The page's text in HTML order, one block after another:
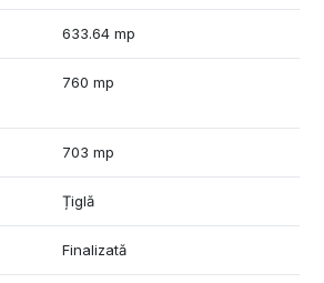
633.64 mp
760 mp
703 mp
Țiglă
Finalizată